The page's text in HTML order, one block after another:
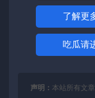
了解更
吃瓜请
声明： 本站所有文